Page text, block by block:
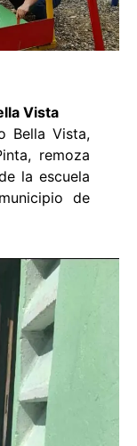
Vista
Bella Vista,
remoza
la escuela
de